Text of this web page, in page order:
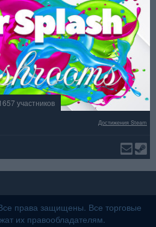
участников
Достижения Steam
права защищены. Все торговые
их правообладателям.